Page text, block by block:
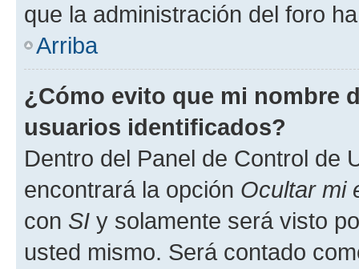
que la administración del foro
Arriba
¿Cómo evito que mi nombre
usuarios identificados?
Dentro del Panel de Control de
encontrará la opción Ocultar mi
con SI y solamente será visto
usted mismo. Será contado